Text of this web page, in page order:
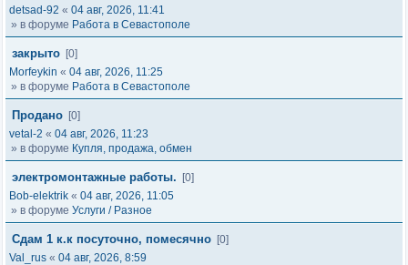
detsad-92 « 04 авг, 2026, 11:41
» в форуме Работа в Севастополе
закрыто [0]
Morfeykin « 04 авг, 2026, 11:25
» в форуме Работа в Севастополе
Продано [0]
vetal-2 « 04 авг, 2026, 11:23
» в форуме Купля, продажа, обмен
электромонтажные работы.
[0]
Bob-elektrik « 04 авг, 2026, 11:05
» в форуме Услуги / Разное
Сдам 1 к.к посуточно, помесячно [0]
Val_rus « 04 авг, 2026, 8:59